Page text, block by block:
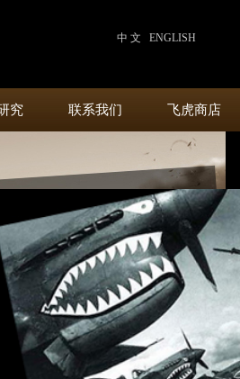
中 文 ENGLISH
究 联系我们 飞虎商店